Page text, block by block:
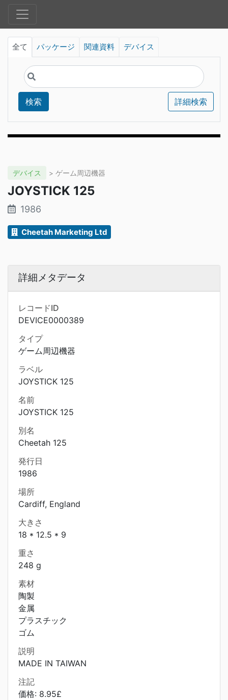
全て パッケージ 関連資料 デバイス
検索 詳細検索
デバイス > ゲーム周辺機器
JOYSTICK 125
1986
Cheetah Marketing Ltd
詳細メタデータ
レコードID
DEVICE0000389
タイプ
ゲーム周辺機器
ラベル
JOYSTICK 125
名前
JOYSTICK 125
別名
Cheetah 125
発行日
1986
場所
Cardiff, England
大きさ
18 * 12.5 * 9
重さ
248 g
素材
陶製
金属
プラスチック
ゴム
説明
MADE IN TAIWAN
注記
価格: 8.95£